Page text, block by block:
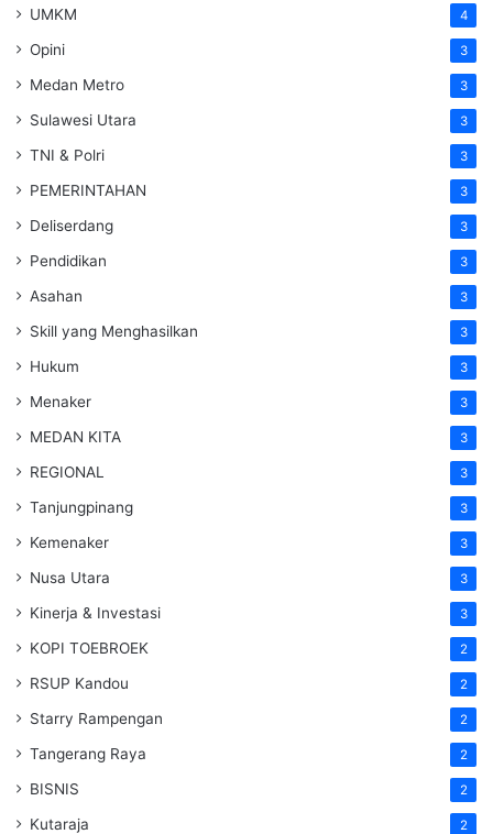
UMKM 4
Opini 3
Medan Metro 3
Sulawesi Utara 3
TNI & Polri 3
PEMERINTAHAN 3
Deliserdang 3
Pendidikan 3
Asahan 3
Skill yang Menghasilkan 3
Hukum 3
Menaker 3
MEDAN KITA 3
REGIONAL 3
Tanjungpinang 3
Kemenaker 3
Nusa Utara 3
Kinerja & Investasi 3
KOPI TOEBROEK 2
RSUP Kandou 2
Starry Rampengan 2
Tangerang Raya 2
BISNIS 2
Kutaraja 2